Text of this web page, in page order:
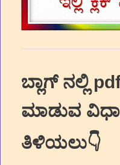
ಬ್ಲಾಗ್‌ ನಲ್ಲಿ
ಮಾಡುವ
ತಿಳಿಯಲು👇